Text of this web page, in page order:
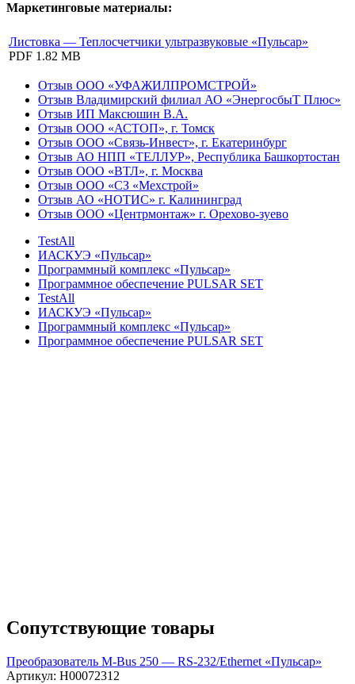
Маркетинговые материалы:
Листовка — Теплосчетчики ультразвуковые «Пульсар»
PDF 1.82 MB
Отзыв ООО «УФАЖИЛПРОМСТРОЙ»
Отзыв Владимирский филиал АО «ЭнергосбыТ Плюс»
Отзыв ИП Максюшин В.А.
Отзыв ООО «АСТОП», г. Томск
Отзыв ООО «Связь-Инвест», г. Екатеринбург
Отзыв АО НПП «ТЕЛЛУР», Республика Башкортостан
Отзыв ООО «ВТЛ», г. Москва
Отзыв ООО «СЗ «Мехстрой»
Отзыв АО «НОТИС» г. Калининград
Отзыв ООО «Центрмонтаж» г. Орехово-зуево
TestAll
ИАСКУЭ «Пульсар»
Программный комплекс «Пульсар»
Программное обеспечение PULSAR SET
TestAll
ИАСКУЭ «Пульсар»
Программный комплекс «Пульсар»
Программное обеспечение PULSAR SET
Сопутствующие товары
Преобразователь M-Bus 250 — RS-232/Ethernet «Пульсар»
Артикул: Н00072312